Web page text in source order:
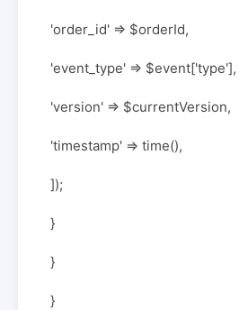
'order_id' => $orderId,
'event_type' => $event['type'],
'version' => $currentVersion,
'timestamp' => time(),
]);
}
}
}